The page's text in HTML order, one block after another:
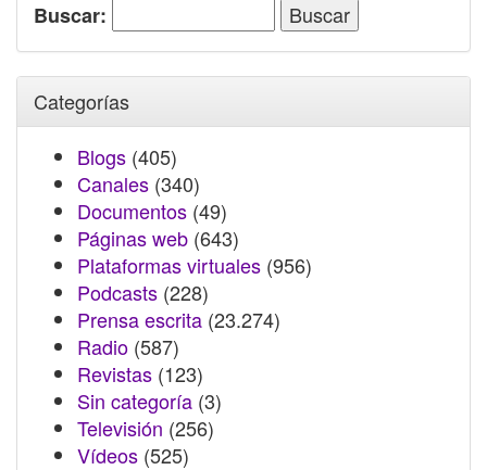
Buscar:
Categorías
Blogs (405)
Canales (340)
Documentos (49)
Páginas web (643)
Plataformas virtuales (956)
Podcasts (228)
Prensa escrita (23.274)
Radio (587)
Revistas (123)
Sin categoría (3)
Televisión (256)
Vídeos (525)